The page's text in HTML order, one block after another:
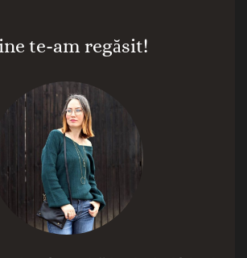
te-am regăsit!